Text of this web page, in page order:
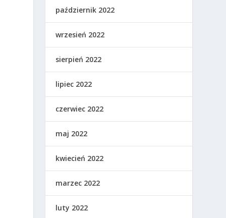
październik 2022
wrzesień 2022
sierpień 2022
lipiec 2022
czerwiec 2022
maj 2022
kwiecień 2022
marzec 2022
luty 2022